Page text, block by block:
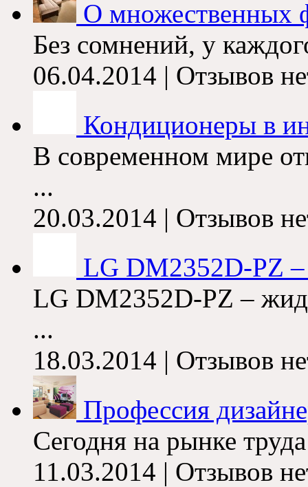
О множественных
Без сомнений, у
06.04.2014 | Отзывов
Кондиционеры в
В современном мире
...
20.03.2014 | Отзывов
LG DM2352D-PZ –
LG DM2352D-PZ –
...
18.03.2014 | Отзывов
Профессия
Сегодня на рынке
11.03.2014 | Отзывов